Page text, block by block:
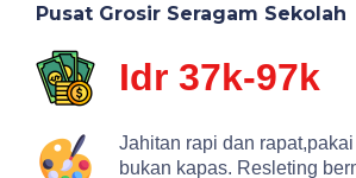
Pusat Grosir Seragam Sekolah
Idr 37k-97k
Jahitan rapi dan
bukan kapas. Resleting